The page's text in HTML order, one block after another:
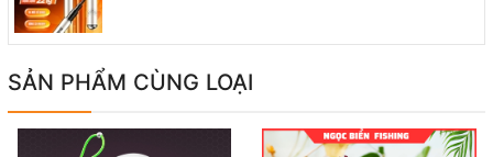
SẢN PHẨM CÙNG LOẠI